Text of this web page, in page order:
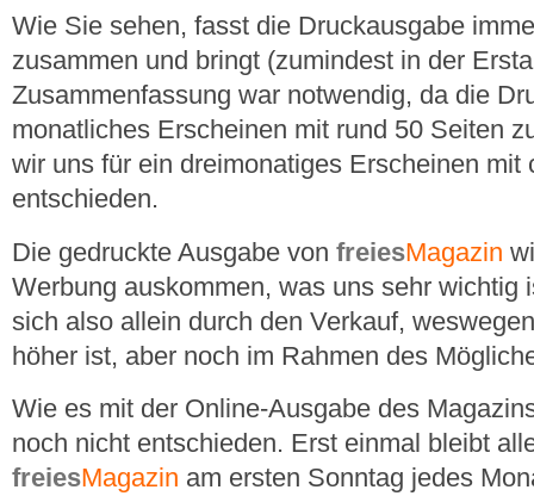
Wie Sie sehen, fasst die Druckausgabe
zusammen und bringt (zumindest in der
Zusammenfassung war notwendig, da die
monatliches Erscheinen mit rund 50 Seiten
wir uns für ein dreimonatiges Erscheinen mit
entschieden.
Die gedruckte Ausgabe von freiesMagazin
Werbung auskommen, was uns sehr wichtig
sich also allein durch den Verkauf,
höher ist, aber noch im Rahmen des
Wie es mit der Online-Ausgabe des
noch nicht entschieden. Erst einmal bleibt
freiesMagazin am ersten Sonntag jedes